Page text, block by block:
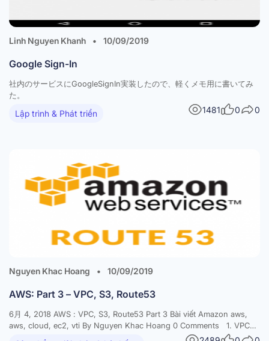
Linh Nguyen Khanh • 10/09/2019
Google Sign-In
社内のサービスにGoogleSignIn実装したので、軽くメモ用に書いてみ
た。
Lập trình & Phát triển 1481 0 0
Nguyen Khac Hoang • 10/09/2019
AWS: Part 3 – VPC, S3, Route53
6月 4, 2018 AWS : VPC, S3, Route53 Part 3 Bài viết Amazon aws,
aws, cloud, ec2, vti By Nguyen Khac Hoang 0 Comments 1. VPC
VPC là gì?? Tại sao nên dùng VPC?? VPC cho phép người dùng